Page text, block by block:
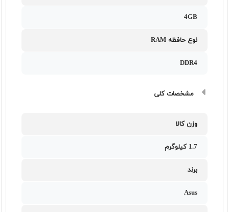
4GB
نوع حافظه RAM
DDR4
مشخصات کلی
وزن کالا
1.7 کیلوگرم
برند
Asus